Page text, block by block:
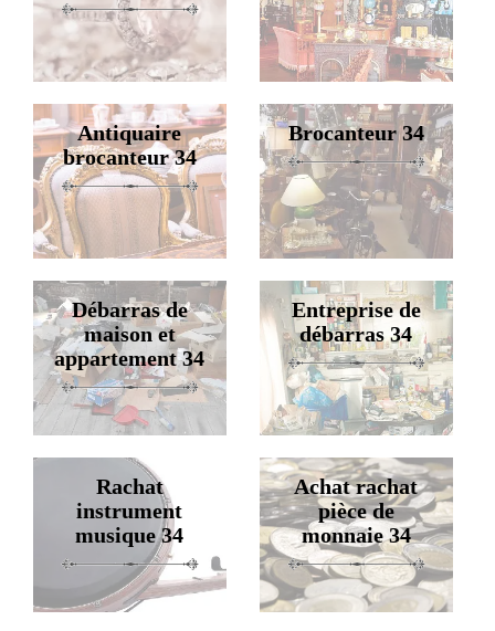
Antiquaire
brocanteur 34
Brocanteur 34
Débarras de
maison et
appartement 34
Entreprise de
débarras 34
Rachat
instrument
musique 34
Achat rachat
pièce de
monnaie 34